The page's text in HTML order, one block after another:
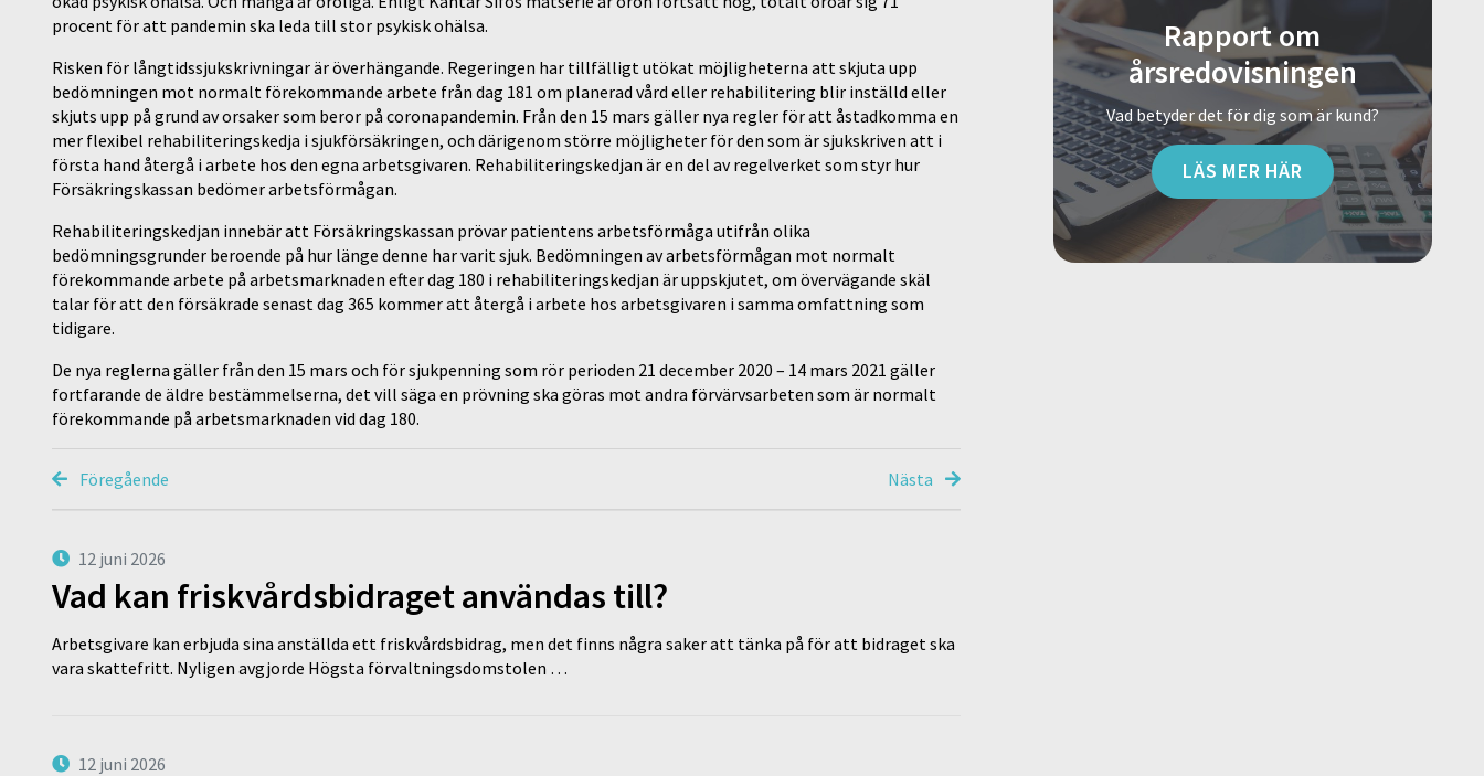
procent för att pandemin ska leda till stor psykisk ohälsa.
Risken för långtidssjukskrivningar är överhängande. Regeringen har tillfälligt utökat möjligheterna att skjuta upp
bedömningen mot normalt förekommande arbete från dag 181 om planerad vård eller rehabilitering blir inställd eller
skjuts upp på grund av orsaker som beror på coronapandemin. Från den 15 mars gäller nya regler för att åstadkomma en
mer flexibel rehabiliteringskedja i sjukförsäkringen, och därigenom större möjligheter för den som är sjukskriven att i
första hand återgå i arbete hos den egna arbetsgivaren. Rehabiliteringskedjan är en del av regelverket som styr hur
Försäkringskassan bedömer arbetsförmågan.
Rehabiliteringskedjan innebär att Försäkringskassan prövar patientens arbetsförmåga utifrån olika
bedömningsgrunder beroende på hur länge denne har varit sjuk. Bedömningen av arbetsförmågan mot normalt
förekommande arbete på arbetsmarknaden efter dag 180 i rehabiliteringskedjan är uppskjutet, om övervägande skäl
talar för att den försäkrade senast dag 365 kommer att återgå i arbete hos arbetsgivaren i samma omfattning som
tidigare.
De nya reglerna gäller från den 15 mars och för sjukpenning som rör perioden 21 december 2020 – 14 mars 2021 gäller
fortfarande de äldre bestämmelserna, det vill säga en prövning ska göras mot andra förvärvsarbeten som är normalt
förekommande på arbetsmarknaden vid dag 180.
Föregående Nästa
12 juni 2026
Vad kan friskvårdsbidraget användas till?
Arbetsgivare kan erbjuda sina anställda ett friskvårdsbidrag, men det finns några saker att tänka på för att bidraget ska
vara skattefritt. Nyligen avgjorde Högsta förvaltningsdomstolen …
12 juni 2026
Rapport om
årsredovisningen
Vad betyder det för dig som är kund?
LÄS MER HÄR